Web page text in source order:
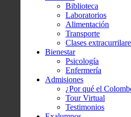
Biblioteca
Laboratorios
Alimentación
Transporte
Clases
Bienestar
Psicología
Enfermería
Admisiones
¿Por qué el
Tour Virtual
Testimonios